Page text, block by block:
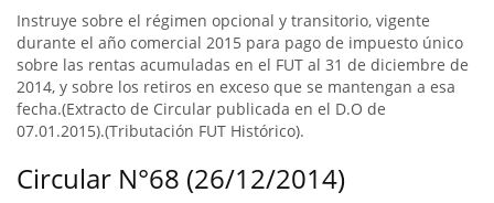
Instruye sobre el régimen opcional y transitorio, vigente
durante el año comercial 2015 para pago de impuesto único
sobre las rentas acumuladas en el FUT al 31 de diciembre de
2014, y sobre los retiros en exceso que se mantengan a esa
fecha.(Extracto de Circular publicada en el D.O de
07.01.2015).(Tributación FUT Histórico).
Circular N°68 (26/12/2014)